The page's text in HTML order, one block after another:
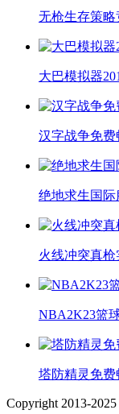
无枪生存策略
大巴模拟器
汉字战争免费
绝地求生国际
火线冲突真枪
NBA2K23篮
塔防精灵免费
Copyright 2013-2025